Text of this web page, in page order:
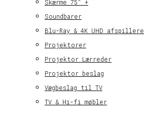
Skærme 75″ +
Soundbarer
Blu-Ray & 4K UHD afspillere
Projektorer
Projektor Lærreder
Projektor beslag
Vægbeslag til TV
TV & Hi-fi møbler